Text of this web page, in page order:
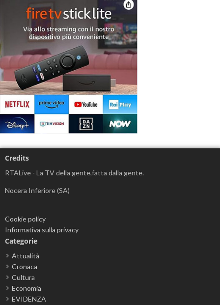
Credits
RTALive - La TV della gente,fatta dalla gente.
Nocera Inferiore (SA)
Cookie policy
Informativa sulla privacy
Categorie
Attualità
Cronaca
Cultura
Economia
EVIDENZA